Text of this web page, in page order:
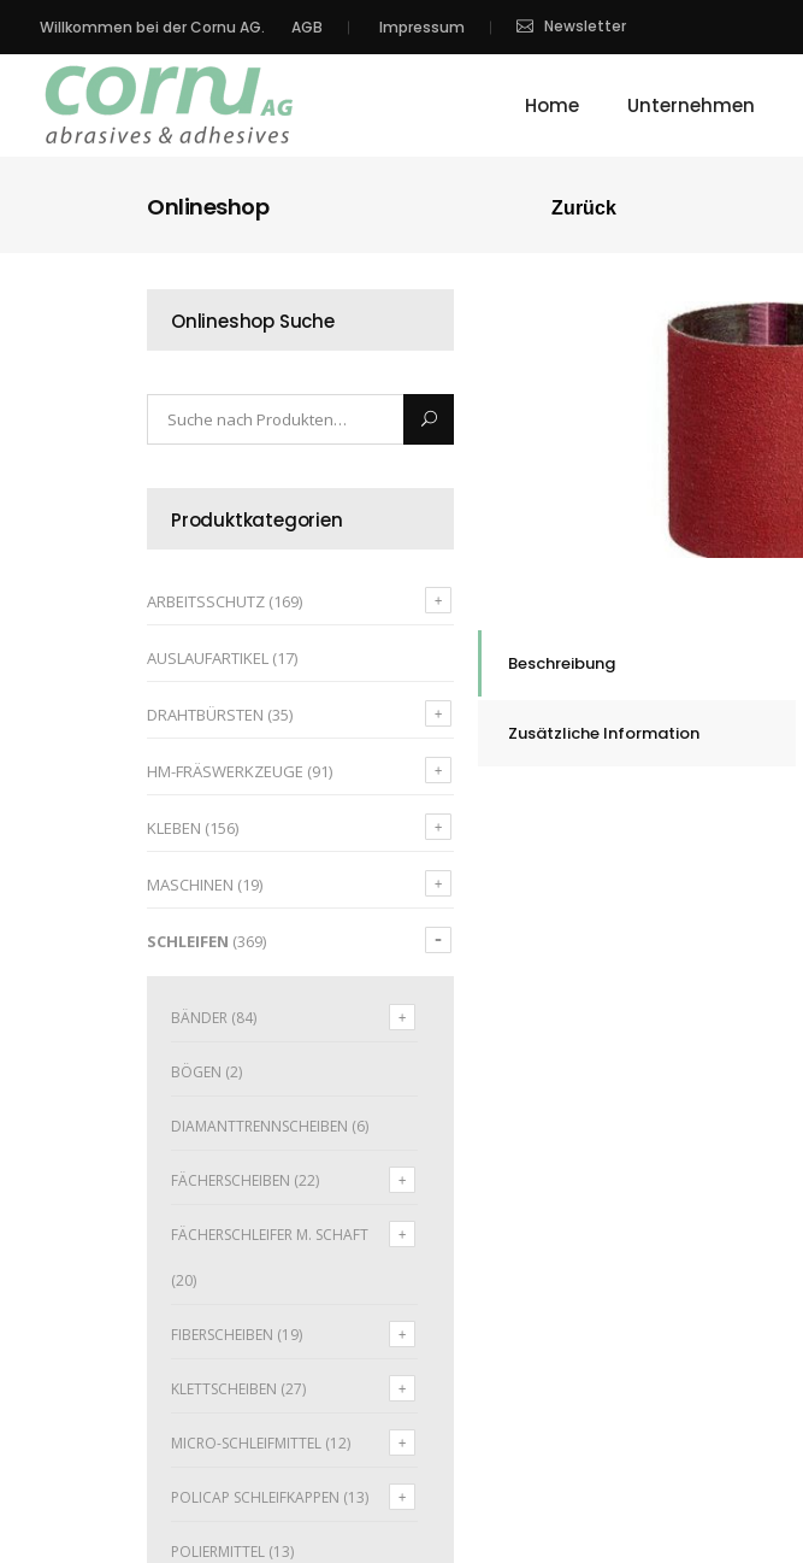
Willkommen bei der Cornu AG. AGB Impressum Newsletter
Home Unternehmen
Onlineshop Zurück
Onlineshop Suche
Produktkategorien
ARBEITSSCHUTZ (169)
AUSLAUFARTIKEL (17)
DRAHTBÜRSTEN (35)
HM-FRÄSWERKZEUGE (91)
KLEBEN (156)
MASCHINEN (19)
SCHLEIFEN (369)
BÄNDER (84)
BÖGEN (2)
DIAMANTTRENNSCHEIBEN (6)
FÄCHERSCHEIBEN (22)
FÄCHERSCHLEIFER M. SCHAFT
(20)
FIBERSCHEIBEN (19)
KLETTSCHEIBEN (27)
MICRO-SCHLEIFMITTEL (12)
POLICAP SCHLEIFKAPPEN (13)
POLIERMITTEL (13)
Beschreibung
Zusätzliche Information